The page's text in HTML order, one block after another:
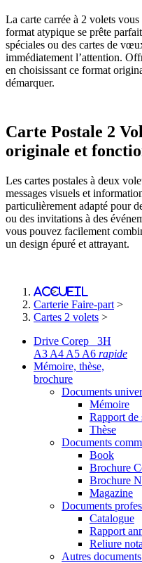
La carte carrée à 2 volets
format atypique se prête
spéciales ou des cartes de
immédiatement l’attention.
en choisissant ce format
démarquer.
Carte Postale 2
originale et
Les cartes postales à deux
messages visuels et
particulièrement adapté pour
ou des invitations à des
vous pouvez facilement
un design épuré et attrayant.
Accueil
>
Carterie Faire-part >
Cartes 2 volets >
Drive Corep 3H
A3 A4 A5 A6 rapide
Mémoire, thèse,
brochure
Documents
Mémoire
Rapport de
Thèse
Documents
Book
Brochure
Brochure
Magazine
Documents
Catalogue
Rapport
Reliure
Autres